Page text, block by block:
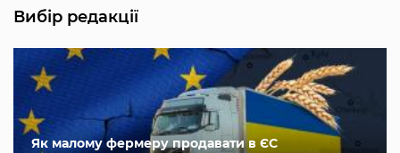
Вибір редакції
Як малому фермеру продавати в ЄС